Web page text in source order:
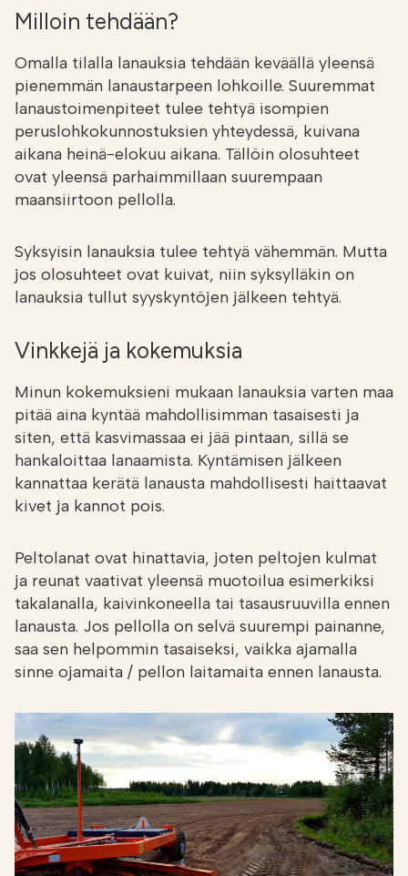
Milloin tehdään?
Omalla tilalla lanauksia tehdään keväällä yleensä
pienemmän lanaustarpeen lohkoille. Suuremmat
lanaustoimenpiteet tulee tehtyä isompien
peruslohkokunnostuksien yhteydessä, kuivana
aikana heinä-elokuu aikana. Tällöin olosuhteet
ovat yleensä parhaimmillaan suurempaan
maansiirtoon pellolla.
Syksyisin lanauksia tulee tehtyä vähemmän. Mutta
jos olosuhteet ovat kuivat, niin syksylläkin on
lanauksia tullut syyskyntöjen jälkeen tehtyä.
Vinkkejä ja kokemuksia
Minun kokemuksieni mukaan lanauksia varten maa
pitää aina kyntää mahdollisimman tasaisesti ja
siten, että kasvimassaa ei jää pintaan, sillä se
hankaloittaa lanaamista. Kyntämisen jälkeen
kannattaa kerätä lanausta mahdollisesti haittaavat
kivet ja kannot pois.
Peltolanat ovat hinattavia, joten peltojen kulmat
ja reunat vaativat yleensä muotoilua esimerkiksi
takalanalla, kaivinkoneella tai tasausruuvilla ennen
lanausta. Jos pellolla on selvä suurempi painanne,
saa sen helpommin tasaiseksi, vaikka ajamalla
sinne ojamaita / pellon laitamaita ennen lanausta.